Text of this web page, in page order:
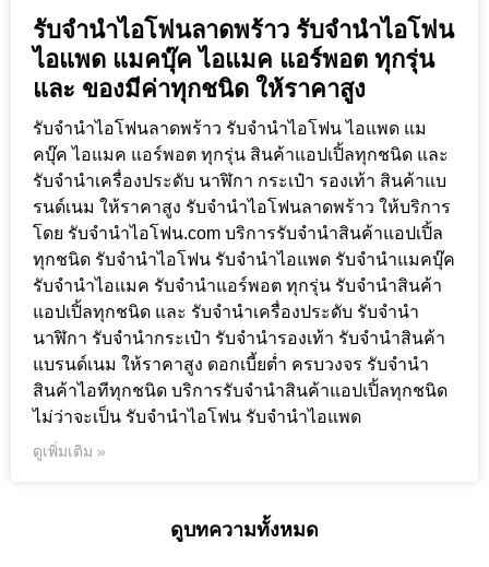
รับจำนำไอโฟนลาดพร้าว รับจำนำไอโฟน
ไอแพด แมคบุ๊ค ไอแมค แอร์พอต ทุกรุ่น
และ ของมีค่าทุกชนิด ให้ราคาสูง
รับจำนำไอโฟนลาดพร้าว รับจำนำไอโฟน ไอแพด แม
คบุ๊ค ไอแมค แอร์พอต ทุกรุ่น สินค้าแอปเปิ้ลทุกชนิด และ
รับจำนำเครื่องประดับ นาฬิกา กระเป๋า รองเท้า สินค้าแบ
รนด์เนม ให้ราคาสูง รับจำนำไอโฟนลาดพร้าว ให้บริการ
โดย รับจํานําไอโฟน.com บริการรับจำนำสินค้าแอปเปิ้ล
ทุกชนิด รับจำนำไอโฟน รับจำนำไอแพด รับจำนำแมคบุ๊ค
รับจำนำไอแมค รับจำนำแอร์พอต ทุกรุ่น รับจำนำสินค้า
แอปเปิ้ลทุกชนิด และ รับจำนำเครื่องประดับ รับจำนำ
นาฬิกา รับจำนำกระเป๋า รับจำนำรองเท้า รับจำนำสินค้า
แบรนด์เนม ให้ราคาสูง ดอกเบี้ยต่ำ ครบวงจร รับจำนำ
สินค้าไอทีทุกชนิด บริการรับจำนำสินค้าแอปเปิ้ลทุกชนิด
ไม่ว่าจะเป็น รับจำนำไอโฟน รับจำนำไอแพด
ดูเพิ่มเติม »
ดูบทความทั้งหมด